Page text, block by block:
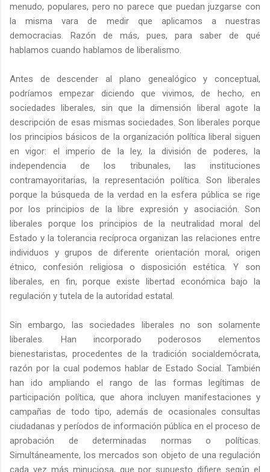
menudo, populares, pero no parece que puedan juzgarse con
la misma vara de medir que aplicamos a nuestras
democracias. Razón de más, pues, para saber de qué
hablamos cuando hablamos de liberalismo.
Antes de descender al plano genealógico y conceptual,
podríamos empezar diciendo que vivimos, de hecho, en
sociedades liberales, sin que la dimensión liberal agote la
descripción de esas mismas sociedades. Son liberales porque
los principios básicos de la organización política liberal siguen
en vigor: el imperio de la ley, la división de poderes, la
independencia de los tribunales, las instituciones
contramayoritarias, la representación política. Son liberales
porque la búsqueda de la verdad en la esfera pública se rige
por los principios de la libre expresión y asociación. Son
liberales porque los principios de la neutralidad moral del
Estado y la tolerancia recíproca organizan las relaciones entre
individuos y grupos de diferente orientación moral, origen
étnico, confesión religiosa o disposición estética. Y son
liberales, en fin, porque existe libertad económica bajo la
regulación y tutela de la autoridad estatal.
Sin embargo, las sociedades liberales no son solamente
liberales. Han incorporado poderosos elementos
bienestaristas, procedentes de la tradición socialdemócrata,
razón por la cual podemos hablar de Estado Social. También
han ido ampliando el rango de las formas legítimas de
participación política, que ahora incluyen manifestaciones y
campañas de todo tipo, además de ocasionales consultas
ciudadanas y períodos de información pública en el proceso de
aprobación de determinadas normas o políticas.
Simultáneamente, los mercados son objeto de una regulación
cada vez más minuciosa, que por supuesto difiere según el